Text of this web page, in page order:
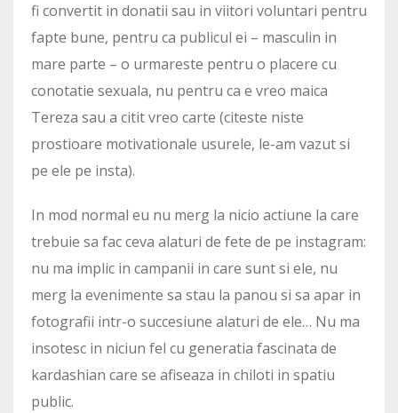
fi convertit in donatii sau in viitori voluntari pentru
fapte bune, pentru ca publicul ei – masculin in
mare parte – o urmareste pentru o placere cu
conotatie sexuala, nu pentru ca e vreo maica
Tereza sau a citit vreo carte (citeste niste
prostioare motivationale usurele, le-am vazut si
pe ele pe insta).
In mod normal eu nu merg la nicio actiune la care
trebuie sa fac ceva alaturi de fete de pe instagram:
nu ma implic in campanii in care sunt si ele, nu
merg la evenimente sa stau la panou si sa apar in
fotografii intr-o succesiune alaturi de ele… Nu ma
insotesc in niciun fel cu generatia fascinata de
kardashian care se afiseaza in chiloti in spatiu
public.